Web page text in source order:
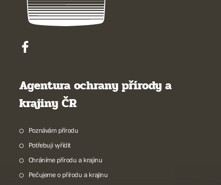
Agentura ochrany přírody a
krajiny ČR
Poznávám přírodu
Potřebuji vyřídit
Chráníme přírodu a krajinu
Pečujeme o přírodu a krajinu